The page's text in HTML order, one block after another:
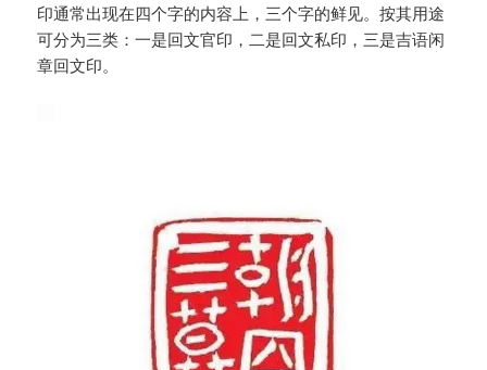
印通常出现在四个字的内容上，三个字的鲜见。按其用途
可分为三类：一是回文官印，二是回文私印，三是吉语闲
章回文印。